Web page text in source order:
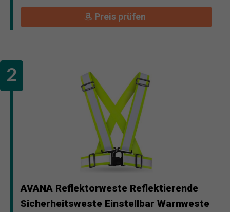
Preis prüfen
AVANA Reflektorweste Reflektierende
Sicherheitsweste Einstellbar Warnweste